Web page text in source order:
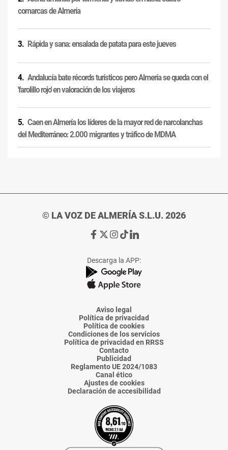
comarcas de Almería
Rápida y sana: ensalada de patata para este jueves
Andalucía bate récords turísticos pero Almería se queda con el
'farolillo rojo' en valoración de los viajeros
Caen en Almería los líderes de la mayor red de narcolanchas
del Mediterráneo: 2.000 migrantes y tráfico de MDMA
© LA VOZ DE ALMERÍA S.L.U. 2026
Ir
de
La
Voz
Almería
Ir
de
La
Voz
Almería
Ir
de
La
Voz
Almería
Ir
de
La
Voz
Almería
Ir
de
La
Voz
Descarga la APP:
Aviso legal
Política de privacidad
Política de cookies
Condiciones de los servicios
Política de privacidad en RRSS
Contacto
Publicidad
Reglamento UE 2024/1083
Canal ético
Ajustes de cookies
Declaración de accesibilidad